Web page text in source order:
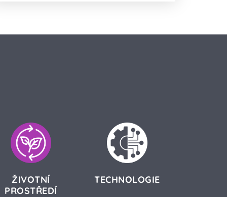
ŽIVOTNÍ
PROSTŘEDÍ
TECHNOLOGIE